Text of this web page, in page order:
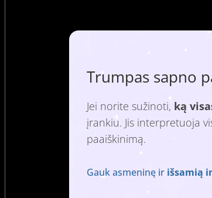
Trumpas sapno
Jei norite sužinoti, ką
įrankiu. Jis interpretuoja
paaiškinimą.
Gauk asmeninę ir išsamią